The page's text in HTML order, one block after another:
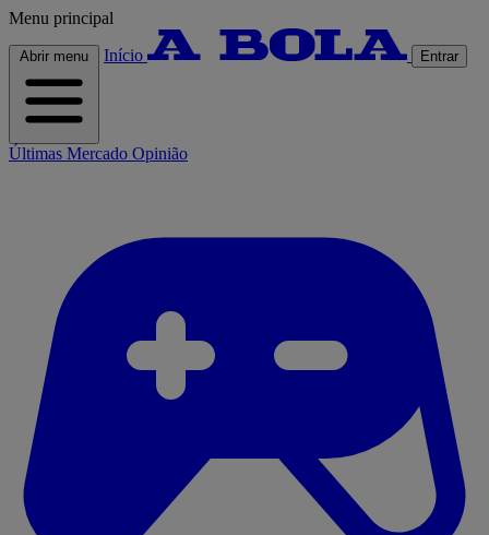
Menu principal
Abrir menu Início Entrar
Últimas Mercado Opinião